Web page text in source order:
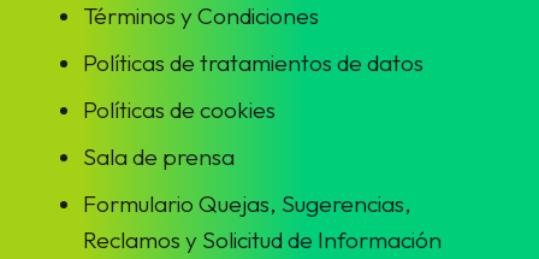
Términos y Condiciones
Políticas de tratamientos de datos
Políticas de cookies
Sala de prensa
Formulario Quejas, Sugerencias,
Reclamos y Solicitud de Información